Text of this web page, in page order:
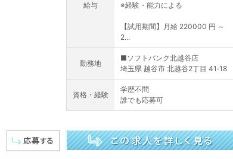
給与
※経験・能力による
【試用期間】月給 220000 円 ～
2...
勤務地
■ソフトバンク北越谷店
埼玉県 越谷市 北越谷2丁目 41‐18
資格・経験
学歴不問
誰でも応募可